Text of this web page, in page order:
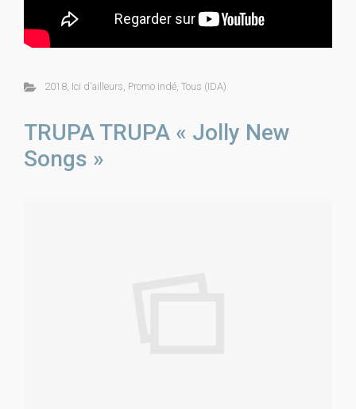
2018, Ici d'ailleurs, Promo indé, Tous (IDA)
TRUPA TRUPA « Jolly New
Songs »